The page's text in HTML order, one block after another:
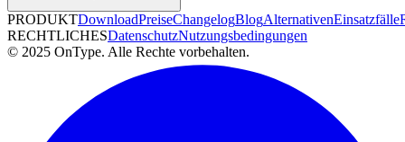
PRODUKTDownloadPreiseChangelogBlogAlternativenEinsatzfälle
RECHTLICHESDatenschutzNutzungsbedingungen
© 2025 OnType. Alle Rechte vorbehalten.